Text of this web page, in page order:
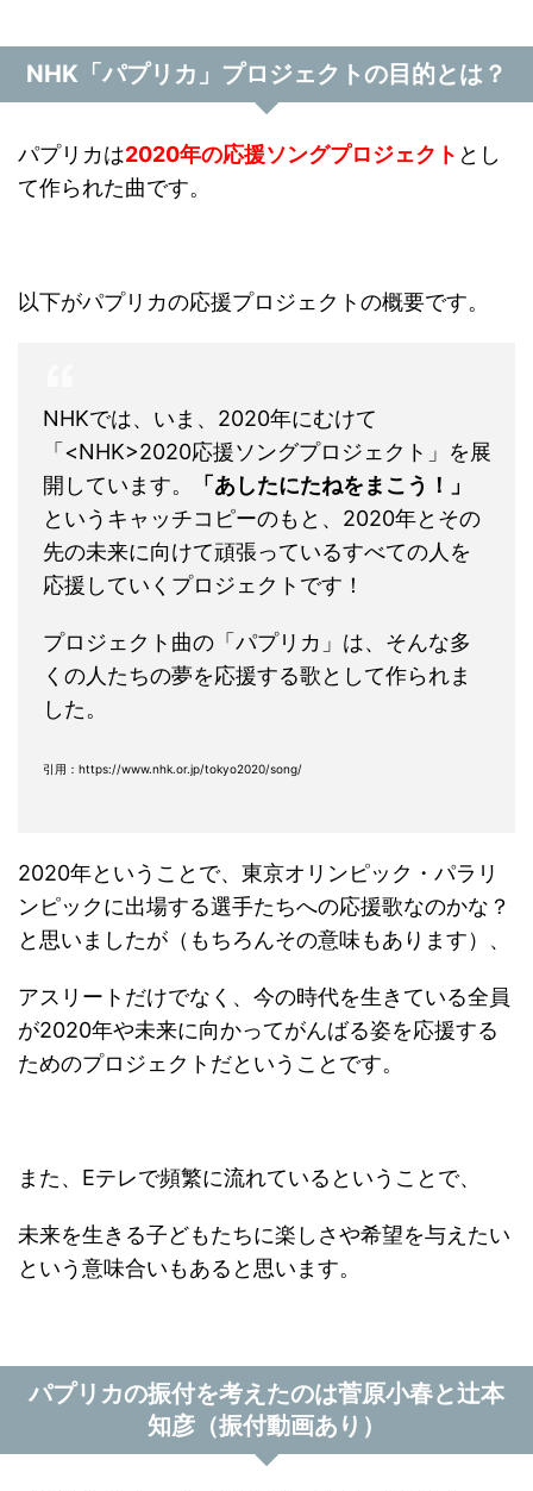
NHK「パプリカ」プロジェクトの目的とは？
パプリカは2020年の応援ソングプロジェクト とし
て作られた曲です。
以下がパプリカの応援プロジェクトの概要です。
NHKでは、いま、2020年にむけて
「<NHK>2020応援ソングプロジェクト」を展
開しています。
「あしたにたねをまこう！」
というキャッチコピーのもと、2020年とその
先の未来に向けて頑張っているすべての人を
応援していくプロジェクトです！
プロジェクト曲の「パプリカ」は、そんな多
くの人たちの夢を応援する歌として作られま
した。
引用：https://www.nhk.or.jp/tokyo2020/song/
2020年ということで、東京オリンピック・パラリ
ンピックに出場する選手たちへの応援歌なのかな？
と思いましたが（もちろんその意味もあります）、
アスリートだけでなく、今の時代を生きている全員
が2020年や未来に向かってがんばる姿を応援する
ためのプロジェクトだということです。
また、Eテレで頻繁に流れているということで、
未来を生きる子どもたちに楽しさや希望を与えたい
という意味合いもあると思います。
パプリカの振付を考えたのは菅原小春と辻本
知彦（振付動画あり）